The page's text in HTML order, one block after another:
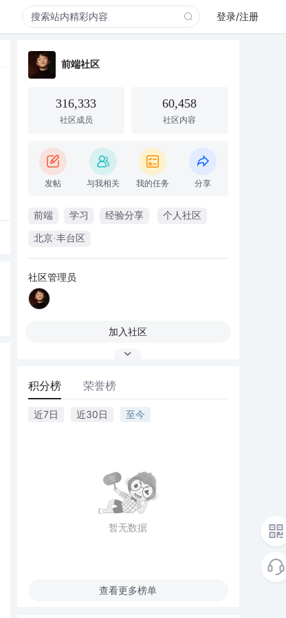
登录/注册
前端社区
316,333
社区成员
60,458
社区内容
发帖 与我相关 我的任务 分享
前端 学习 经验分享 个人社区
北京·丰台区
社区管理员
加入社区
积分榜 荣誉榜
近7日 近30日 至今
暂无数据
查看更多榜单